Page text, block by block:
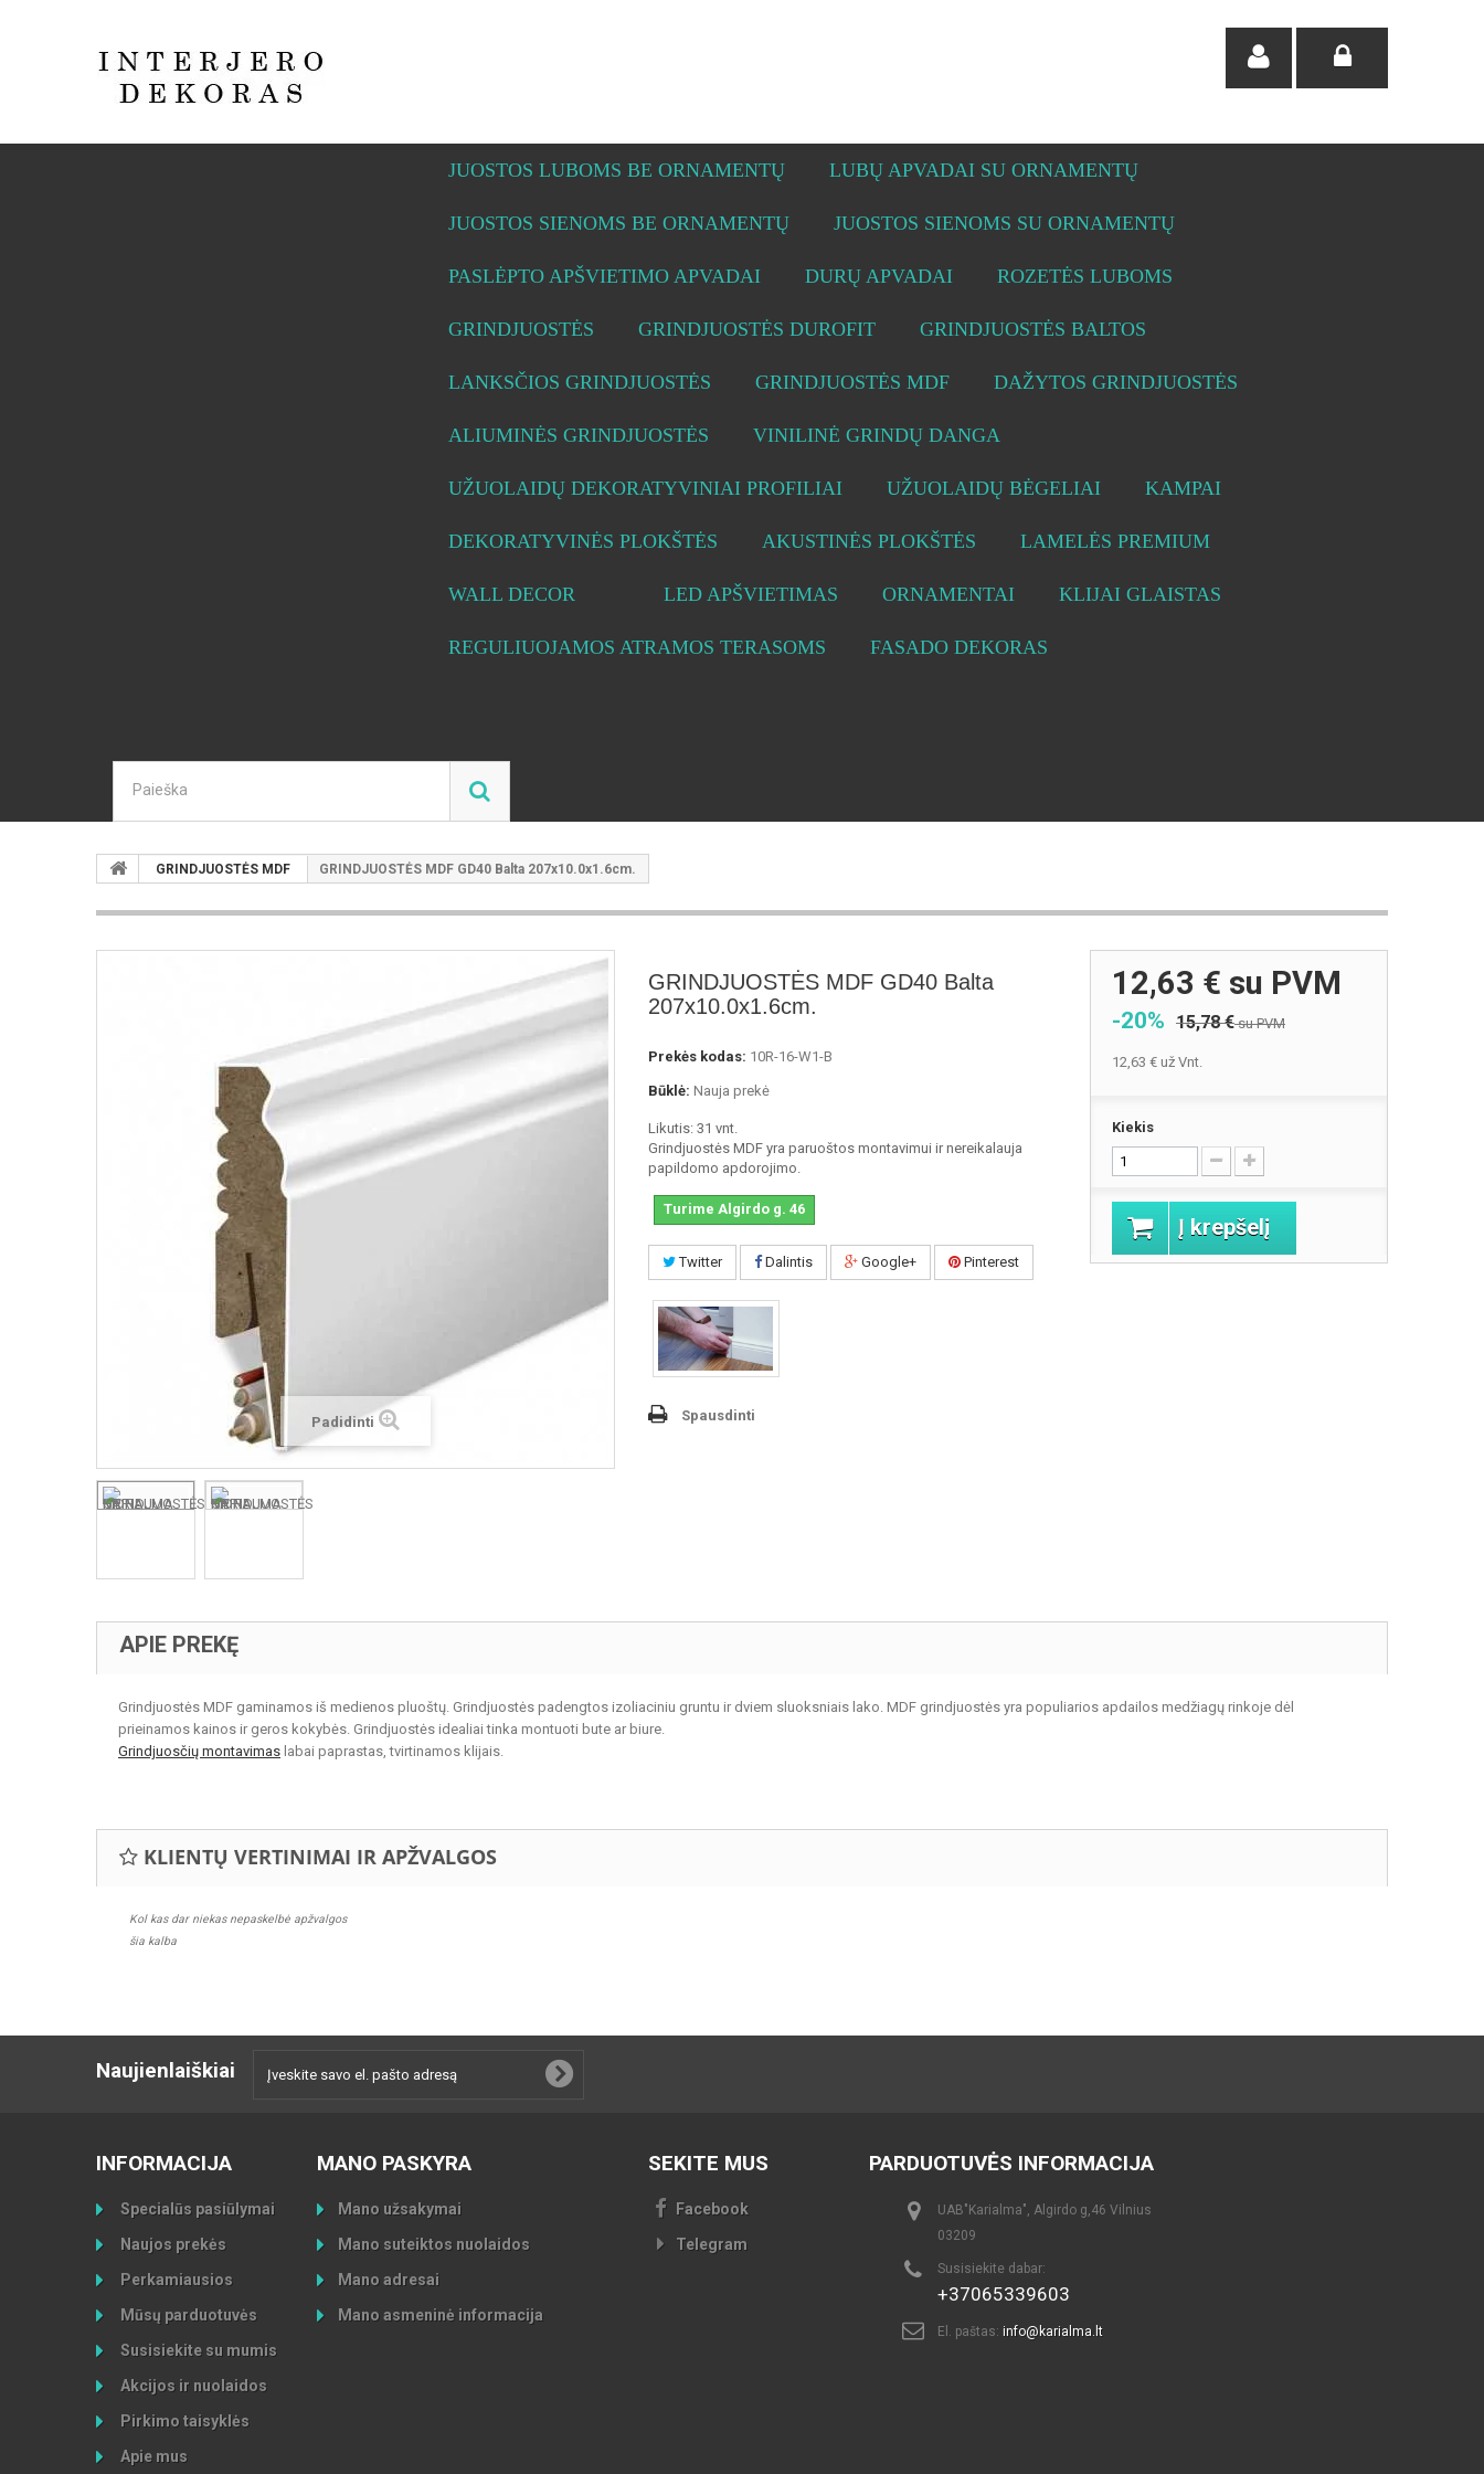
JUOSTOS LUBOMS BE ORNAMENTŲ LUBŲ APVADAI SU ORNAMENTŲ
JUOSTOS SIENOMS BE ORNAMENTŲ JUOSTOS SIENOMS SU ORNAMENTŲ
PASLĖPTO APŠVIETIMO APVADAI DURŲ APVADAI ROZETĖS LUBOMS
GRINDJUOSTĖS GRINDJUOSTĖS DUROFIT GRINDJUOSTĖS BALTOS
LANKSČIOS GRINDJUOSTĖS GRINDJUOSTĖS MDF DAŽYTOS GRINDJUOSTĖS
ALIUMINĖS GRINDJUOSTĖS VINILINĖ GRINDŲ DANGA
UŽUOLAIDŲ DEKORATYVINIAI PROFILIAI UŽUOLAIDŲ BĖGELIAI KAMPAI
DEKORATYVINĖS PLOKŠTĖS AKUSTINĖS PLOKŠTĖS LAMELĖS PREMIUM
WALL DECOR LED APŠVIETIMAS ORNAMENTAI KLIJAI GLAISTAS
REGULIUOJAMOS ATRAMOS TERASOMS FASADO DEKORAS
GRINDJUOSTĖS MDF GRINDJUOSTĖS MDF GD40 Balta 207x10.0x1.6cm.
Padidinti
GRINDJUOSTĖS MDF GD40 Balta
207x10.0x1.6cm.
Prekės kodas: 10R-16-W1-B
Būklė: Nauja prekė
Likutis: 31 vnt.
Grindjuostės MDF yra paruoštos montavimui ir nereikalauja
papildomo apdorojimo.
Turime Algirdo g. 46
Twitter Dalintis Google+ Pinterest
Spausdinti
12,63 € su PVM
-20% 15,78 €su PVM
12,63 €už Vnt.
Kiekis
Į krepšelį
APIE PREKĘ
Grindjuostės MDF gaminamos iš medienos pluoštų. Grindjuostės padengtos izoliaciniu gruntu ir dviem sluoksniais lako. MDF grindjuostės yra populiarios apdailos medžiagų rinkoje dėl
prieinamos kainos ir geros kokybės. Grindjuostės idealiai tinka montuoti bute ar biure.
Grindjuosčių montavimas labai paprastas, tvirtinamos klijais.
KLIENTŲ VERTINIMAI IR APŽVALGOS
Kol kas dar niekas nepaskelbė apžvalgos
šia kalba
Naujienlaiškiai
INFORMACIJA
Specialūs pasiūlymai
Naujos prekės
Perkamiausios
Mūsų parduotuvės
Susisiekite su mumis
Akcijos ir nuolaidos
Pirkimo taisyklės
Apie mus
MANO PASKYRA
Mano užsakymai
Mano suteiktos nuolaidos
Mano adresai
Mano asmeninė informacija
SEKITE MUS
Facebook
Telegram
PARDUOTUVĖS INFORMACIJA
UAB"Karialma", Algirdo g,46 Vilnius
03209
Susisiekite dabar:
+37065339603
El. paštas: info@karialma.lt